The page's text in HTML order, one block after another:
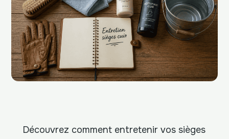
Découvrez comment entretenir vos sièges